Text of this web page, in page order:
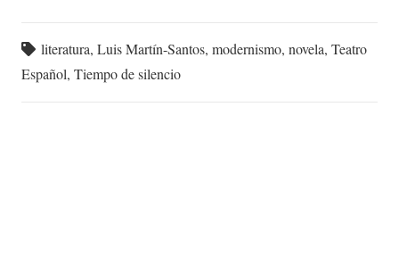
literatura,Luis Martín-Santos,modernismo,novela,Teatro
Español, Tiempo de silencio